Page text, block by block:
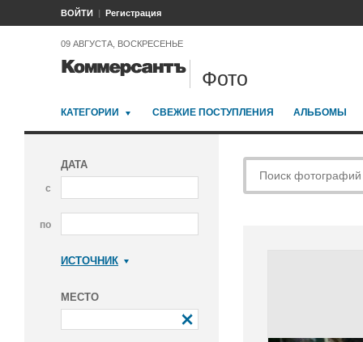
ВОЙТИ Регистрация
09 АВГУСТА, ВОСКРЕСЕНЬЕ
Фото
КАТЕГОРИИ СВЕЖИЕ ПОСТУПЛЕНИЯ АЛЬБОМЫ
ДАТА
с
по
ИСТОЧНИК
МЕСТО